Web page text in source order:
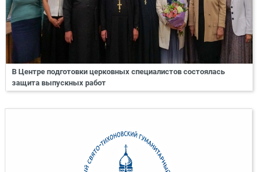
В Центре подготовки церковных специалистов состоялась
защита выпускных работ